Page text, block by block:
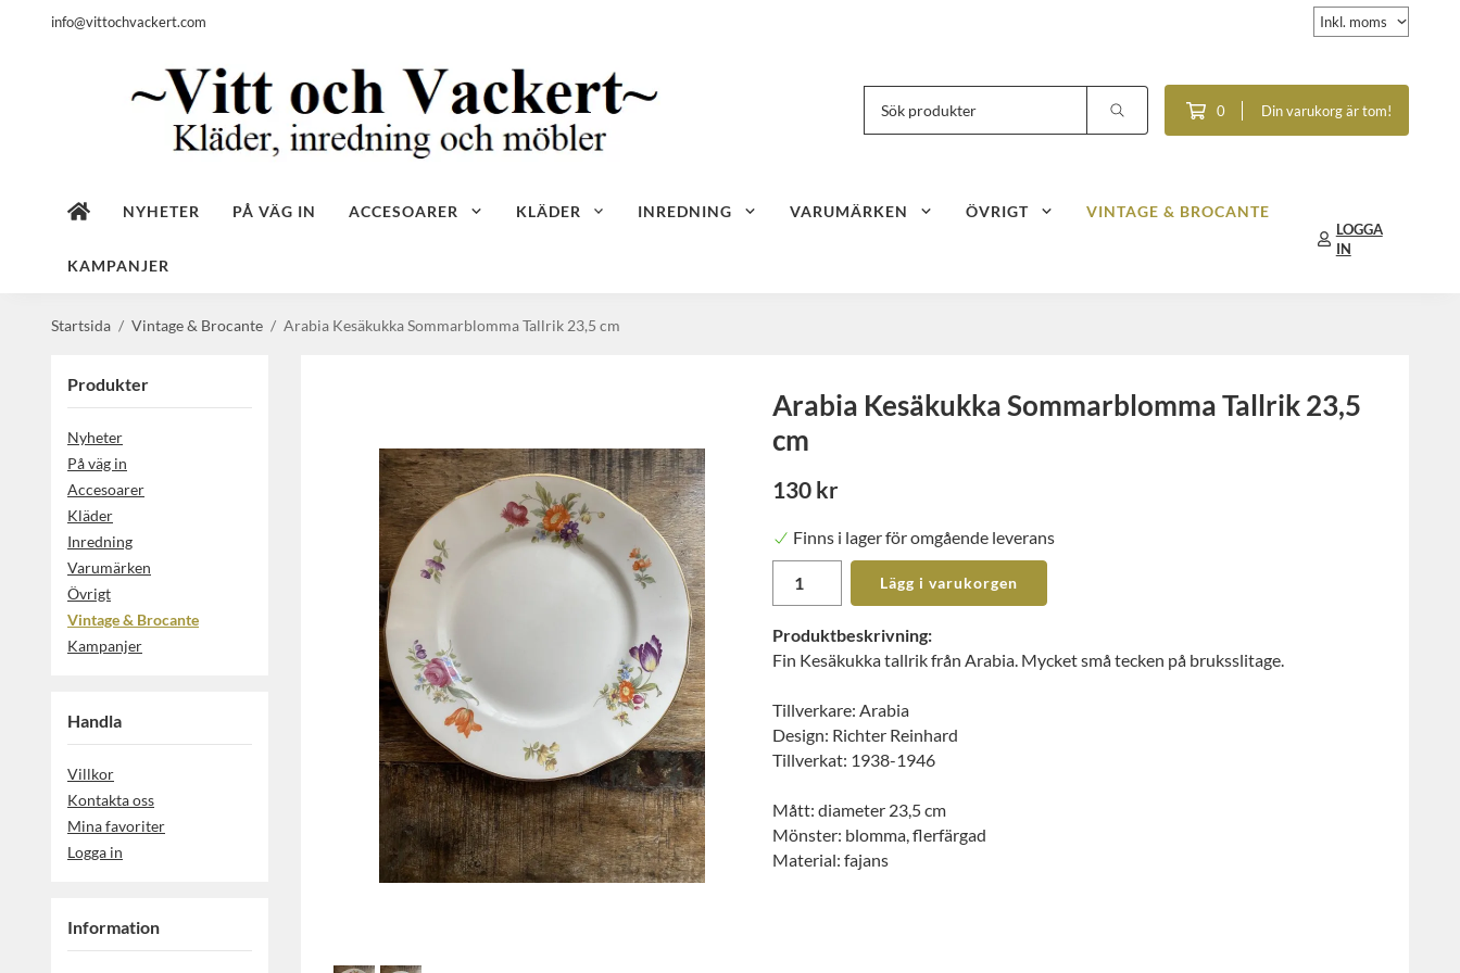
info@vittochvackert.com
0 Din varukorg är tom!
NYHETER PÅ VÄG IN ACCESOARER KLÄDER INREDNING VARUMÄRKEN ÖVRIGT VINTAGE & BROCANTE
KAMPANJER
LOGGA
IN
Startsida / Vintage & Brocante / Arabia Kesäkukka Sommarblomma Tallrik 23,5 cm
Produkter
Nyheter
På väg in
Accesoarer
Kläder
Inredning
Varumärken
Övrigt
Vintage & Brocante
Kampanjer
Handla
Villkor
Kontakta oss
Mina favoriter
Logga in
Information
Arabia Kesäkukka Sommarblomma Tallrik 23,5
cm
130 kr
Finns i lager för omgående leverans
Lägg i varukorgen
Produktbeskrivning:
Fin Kesäkukka tallrik från Arabia. Mycket små tecken på bruksslitage.
Tillverkare: Arabia
Design: Richter Reinhard
Tillverkat: 1938-1946
Mått: diameter 23,5 cm
Mönster: blomma, flerfärgad
Material: fajans